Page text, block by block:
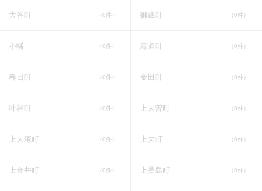
大谷町 （0件） 御蔵町 （0件）
小幡 （0件） 海道町 （0件）
春日町 （0件） 金田町 （0件）
叶谷町 （0件） 上大曽町 （0件）
上大塚町 （0件） 上欠町 （0件）
上金井町 （0件） 上桑島町 （0件）